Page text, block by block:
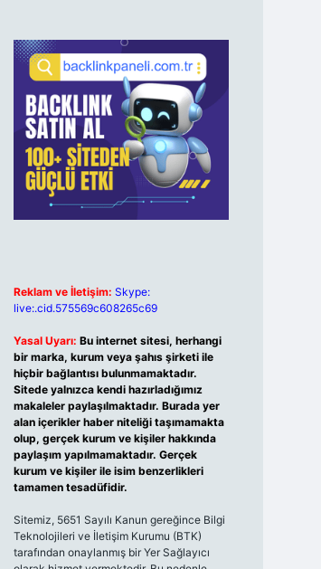
Reklam ve İletişim: Skype:
live:.cid.575569c608265c69
Yasal Uyarı: Bu internet sitesi, herhangi
bir marka, kurum veya şahıs şirketi ile
hiçbir bağlantısı bulunmamaktadır.
Sitede yalnızca kendi hazırladığımız
makaleler paylaşılmaktadır. Burada yer
alan içerikler haber niteliği taşımamakta
olup, gerçek kurum ve kişiler hakkında
paylaşım yapılmamaktadır. Gerçek
kurum ve kişiler ile isim benzerlikleri
tamamen tesadüfidir.
Sitemiz, 5651 Sayılı Kanun gereğince Bilgi
Teknolojileri ve İletişim Kurumu (BTK)
tarafından onaylanmış bir Yer Sağlayıcı